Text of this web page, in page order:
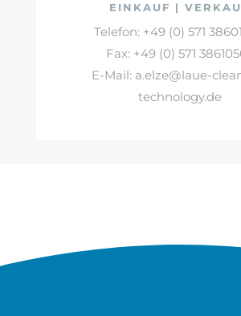
EINKAUF |
Telefon: +49 (0) 571
Fax: +49 (0) 571
E-Mail: a.elze@laue-
technology.de